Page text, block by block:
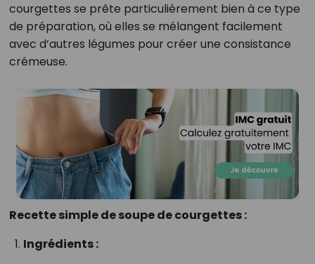
courgettes se prête particulièrement bien à ce type
de préparation, où elles se mélangent facilement
avec d’autres légumes pour créer une consistance
crémeuse.
Recette simple de soupe de courgettes :
Ingrédients :